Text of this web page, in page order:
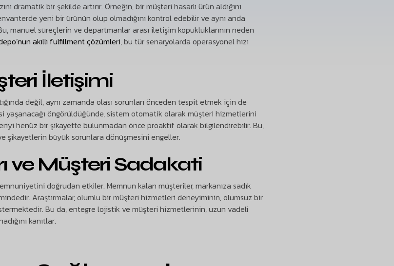
dramatik bir şekilde artırır. Örneğin, bir müşteri hasarlı ürün aldığını
yeni bir ürünün olup olmadığını kontrol edebilir ve aynı anda
manuel süreçlerin ve departmanlar arası iletişim kopukluklarının neden
akıllı fulfillment çözümleri, bu tür senaryolarda operasyonel hızı
İletişimi
değil, aynı zamanda olası sorunları önceden tespit etmek için de
yaşanacağı öngörüldüğünde, sistem otomatik olarak müşteri hizmetlerini
henüz bir şikayette bulunmadan önce proaktif olarak bilgilendirebilir. Bu,
şikayetlerin büyük sorunlara dönüşmesini engeller.
ve Müşteri Sadakati
doğrudan etkiler. Memnun kalan müşteriler, markanıza sadık
Araştırmalar, olumlu bir müşteri hizmetleri deneyiminin, olumsuz bir
Bu da, entegre lojistik ve müşteri hizmetlerinin, uzun vadeli
kanıtlar.